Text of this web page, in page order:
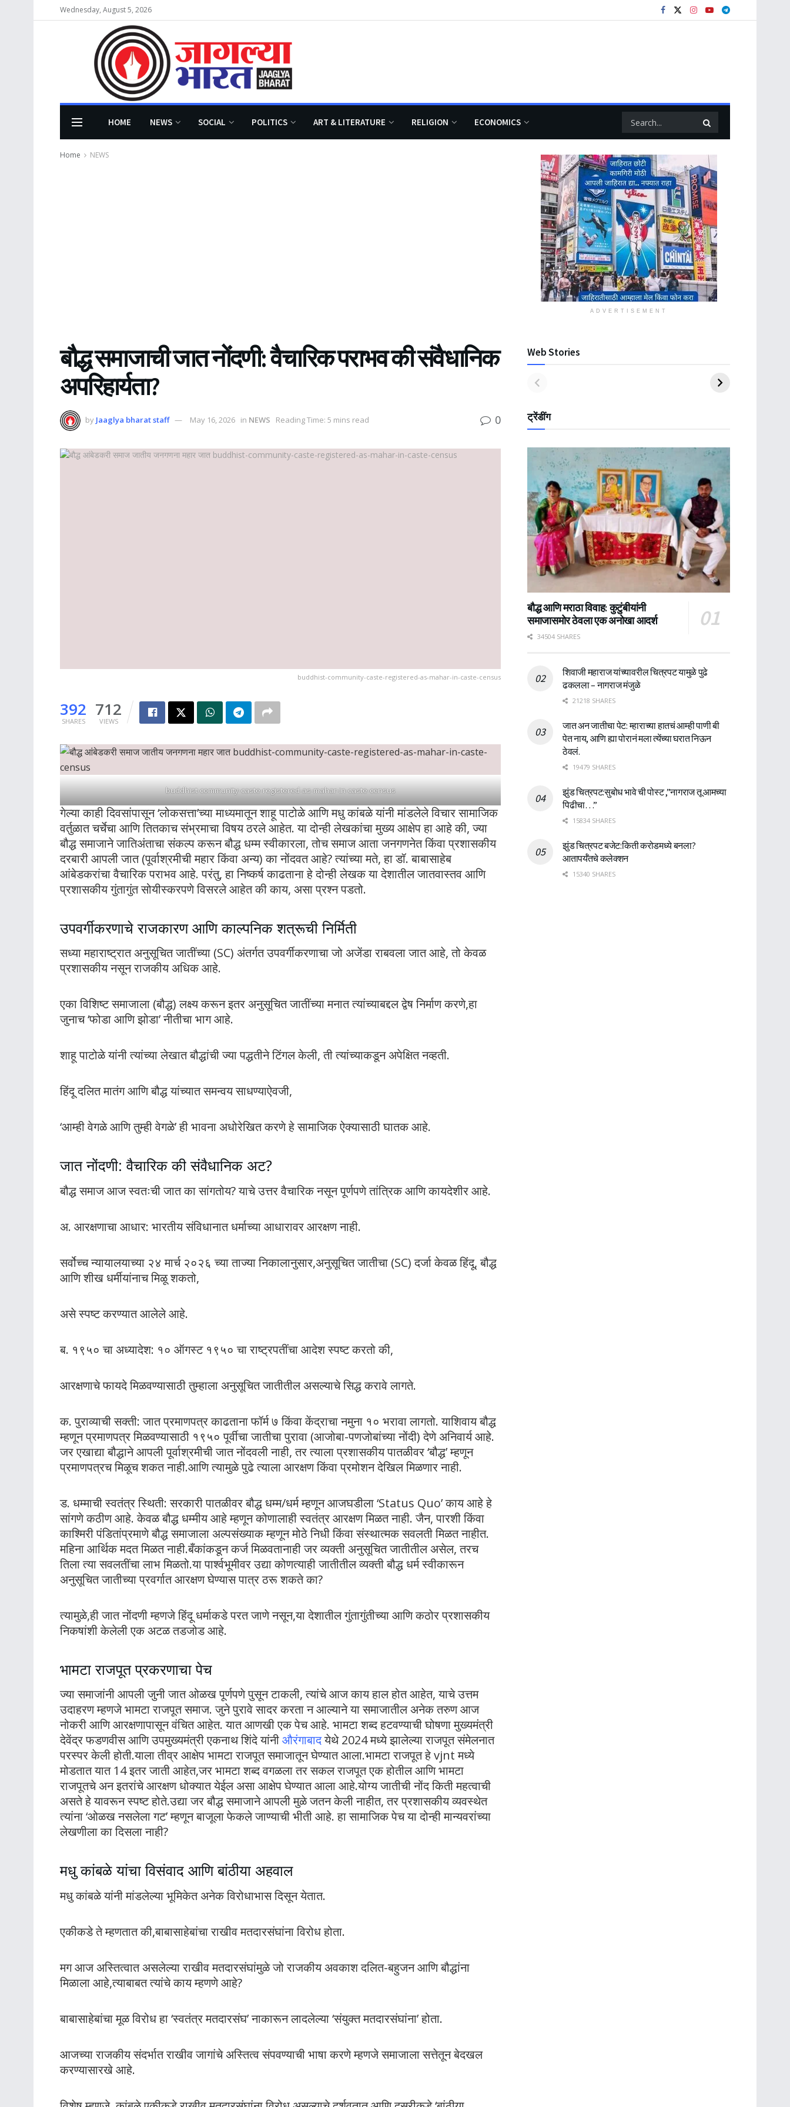
Wednesday, August 5, 2026
HOME NEWS SOCIAL POLITICS ART & LITERATURE RELIGION ECONOMICS
Home NEWS
बौद्ध समाजाची जात नोंदणी: वैचारिक पराभव की संवैधानिक
अपरिहार्यता?
by Jaaglya bharat staff May 16, 2026 in NEWS Reading Time: 5 mins read 0
buddhist-community-caste-registered-as-mahar-in-caste-census
392
SHARES
712
VIEWS
buddhist-community-caste-registered-as-mahar-in-caste-census
गेल्या काही दिवसांपासून ‘लोकसत्ता’च्या माध्यमातून शाहू पाटोळे आणि मधु कांबळे यांनी मांडलेले विचार सामाजिक
वर्तुळात चर्चेचा आणि तितकाच संभ्रमाचा विषय ठरले आहेत. या दोन्ही लेखकांचा मुख्य आक्षेप हा आहे की, ज्या
बौद्ध समाजाने जातिअंताचा संकल्प करून बौद्ध धम्म स्वीकारला, तोच समाज आता जनगणनेत किंवा प्रशासकीय
दरबारी आपली जात (पूर्वाश्रमीची महार किंवा अन्य) का नोंदवत आहे? त्यांच्या मते, हा डॉ. बाबासाहेब
आंबेडकरांचा वैचारिक पराभव आहे. परंतु, हा निष्कर्ष काढताना हे दोन्ही लेखक या देशातील जातवास्तव आणि
प्रशासकीय गुंतागुंत सोयीस्करपणे विसरले आहेत की काय, असा प्रश्न पडतो.
उपवर्गीकरणाचे राजकारण आणि काल्पनिक शत्रूची निर्मिती
सध्या महाराष्ट्रात अनुसूचित जातींच्या (SC) अंतर्गत उपवर्गीकरणाचा जो अजेंडा राबवला जात आहे, तो केवळ
प्रशासकीय नसून राजकीय अधिक आहे.
एका विशिष्ट समाजाला (बौद्ध) लक्ष्य करून इतर अनुसूचित जातींच्या मनात त्यांच्याबद्दल द्वेष निर्माण करणे,हा
जुनाच ‘फोडा आणि झोडा’ नीतीचा भाग आहे.
शाहू पाटोळे यांनी त्यांच्या लेखात बौद्धांची ज्या पद्धतीने टिंगल केली, ती त्यांच्याकडून अपेक्षित नव्हती.
हिंदू दलित मातंग आणि बौद्ध यांच्यात समन्वय साधण्याऐवजी,
‘आम्ही वेगळे आणि तुम्ही वेगळे’ ही भावना अधोरेखित करणे हे सामाजिक ऐक्यासाठी घातक आहे.
जात नोंदणी: वैचारिक की संवैधानिक अट?
बौद्ध समाज आज स्वतःची जात का सांगतोय? याचे उत्तर वैचारिक नसून पूर्णपणे तांत्रिक आणि कायदेशीर आहे.
अ. आरक्षणाचा आधार: भारतीय संविधानात धर्माच्या आधारावर आरक्षण नाही.
सर्वोच्च न्यायालयाच्या २४ मार्च २०२६ च्या ताज्या निकालानुसार,अनुसूचित जातीचा (SC) दर्जा केवळ हिंदू, बौद्ध
आणि शीख धर्मीयांनाच मिळू शकतो,
असे स्पष्ट करण्यात आलेले आहे.
ब. १९५० चा अध्यादेश: १० ऑगस्ट १९५० चा राष्ट्रपतींचा आदेश स्पष्ट करतो की,
आरक्षणाचे फायदे मिळवण्यासाठी तुम्हाला अनुसूचित जातीतील असल्याचे सिद्ध करावे लागते.
क. पुराव्याची सक्ती: जात प्रमाणपत्र काढताना फॉर्म ७ किंवा केंद्राचा नमुना १० भरावा लागतो. याशिवाय बौद्ध
म्हणून प्रमाणपत्र मिळवण्यासाठी १९५० पूर्वीचा जातीचा पुरावा (आजोबा-पणजोबांच्या नोंदी) देणे अनिवार्य आहे.
जर एखाद्या बौद्धाने आपली पूर्वाश्रमीची जात नोंदवली नाही, तर त्याला प्रशासकीय पातळीवर ‘बौद्ध’ म्हणून
प्रमाणपत्रच मिळूच शकत नाही.आणि त्यामुळे पुढे त्याला आरक्षण किंवा प्रमोशन देखिल मिळणार नाही.
ड. धम्माची स्वतंत्र स्थिती: सरकारी पातळीवर बौद्ध धम्म/धर्म म्हणून आजघडीला ‘Status Quo’ काय आहे हे
सांगणे कठीण आहे. केवळ बौद्ध धम्मीय आहे म्हणून कोणालाही स्वतंत्र आरक्षण मिळत नाही. जैन, पारशी किंवा
काश्मिरी पंडितांप्रमाणे बौद्ध समाजाला अल्पसंख्याक म्हणून मोठे निधी किंवा संस्थात्मक सवलती मिळत नाहीत.
महिना आर्थिक मदत मिळत नाही.बँकांकडून कर्ज मिळवतानाही जर व्यक्ती अनुसूचित जातीतील असेल, तरच
तिला त्या सवलतींचा लाभ मिळतो.या पार्श्वभूमीवर उद्या कोणत्याही जातीतील व्यक्ती बौद्ध धर्म स्वीकारून
अनुसूचित जातीच्या प्रवर्गात आरक्षण घेण्यास पात्र ठरू शकते का?
त्यामुळे,ही जात नोंदणी म्हणजे हिंदू धर्माकडे परत जाणे नसून,या देशातील गुंतागुंतीच्या आणि कठोर प्रशासकीय
निकषांशी केलेली एक अटळ तडजोड आहे.
भामटा राजपूत प्रकरणाचा पेच
ज्या समाजांनी आपली जुनी जात ओळख पूर्णपणे पुसून टाकली, त्यांचे आज काय हाल होत आहेत, याचे उत्तम
उदाहरण म्हणजे भामटा राजपूत समाज. जुने पुरावे सादर करता न आल्याने या समाजातील अनेक तरुण आज
नोकरी आणि आरक्षणापासून वंचित आहेत. यात आणखी एक पेच आहे. भामटा शब्द हटवण्याची घोषणा मुख्यमंत्री
देवेंद्र फडणवीस आणि उपमुख्यमंत्री एकनाथ शिंदे यांनीऔरंगाबादयेथे 2024 मध्ये झालेल्या राजपूत संमेलनात
परस्पर केली होती.याला तीव्र आक्षेप भामटा राजपूत समाजातून घेण्यात आला.भामटा राजपूत हे vjnt मध्ये
मोडतात यात 14 इतर जाती आहेत,जर भामटा शब्द वगळला तर सकल राजपूत एक होतील आणि भामटा
राजपूतचे अन इतरांचे आरक्षण धोक्यात येईल असा आक्षेप घेण्यात आला आहे.योग्य जातीची नोंद किती महत्वाची
असते हे यावरून स्पष्ट होते.उद्या जर बौद्ध समाजाने आपली मुळे जतन केली नाहीत, तर प्रशासकीय व्यवस्थेत
त्यांना ‘ओळख नसलेला गट’ म्हणून बाजूला फेकले जाण्याची भीती आहे. हा सामाजिक पेच या दोन्ही मान्यवरांच्या
लेखणीला का दिसला नाही?
मधु कांबळे यांचा विसंवाद आणि बांठीया अहवाल
मधु कांबळे यांनी मांडलेल्या भूमिकेत अनेक विरोधाभास दिसून येतात.
एकीकडे ते म्हणतात की,बाबासाहेबांचा राखीव मतदारसंघांना विरोध होता.
मग आज अस्तित्वात असलेल्या राखीव मतदारसंघांमुळे जो राजकीय अवकाश दलित-बहुजन आणि बौद्धांना
मिळाला आहे,त्याबाबत त्यांचे काय म्हणणे आहे?
बाबासाहेबांचा मूळ विरोध हा ‘स्वतंत्र मतदारसंघ’ नाकारून लादलेल्या ‘संयुक्त मतदारसंघांना’ होता.
आजच्या राजकीय संदर्भात राखीव जागांचे अस्तित्व संपवण्याची भाषा करणे म्हणजे समाजाला सत्तेतून बेदखल
करण्यासारखे आहे.
ADVERTISEMENT
Web Stories
ट्रेंडींग
बौद्ध आणि मराठा विवाह: कुटुंबीयांनी
समाजासमोर ठेवला एक अनोखा आदर्श
34504 SHARES
शिवाजी महाराज यांच्यावरील चित्रपट यामुळे पुढे
ढकलला – नागराज मंजुळे
21218 SHARES
जात अन जातीचा पेट: म्हाराच्या हातचं आम्ही पाणी बी
पेत नाय, आणि ह्या पोरानं मला त्येंच्या घरात निऊन
ठेवलं.
19479 SHARES
झुंड चित्रपट:सुबोध भावे ची पोस्ट ,”नागराज तू आमच्या
पिढीचा…”
15834 SHARES
झुंड चित्रपट बजेट:किती करोडमध्ये बनला?
आतापर्यँतचे कलेक्शन
15340 SHARES